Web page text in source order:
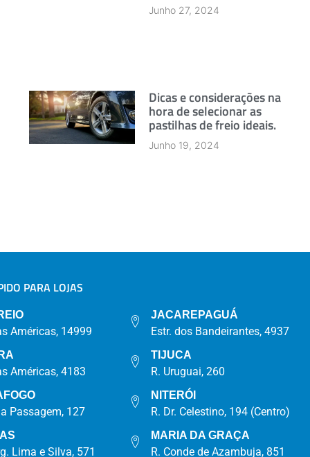
Junho 27, 2024
Dicas e considerações na
hora de selecionar as
pastilhas de freio ideais.
Junho 19, 2024
PARA LOJAS
Américas, 14999
Américas, 4183
Passagem, 127
Lima e Silva, 571
JACAREPAGUÁ
Estr. dos Bandeirantes, 4937
TIJUCA
R. Uruguai, 260
NITERÓI
R. Dr. Celestino, 194 (Centro)
MARIA DA GRAÇA
R. Conde de Azambuja, 851